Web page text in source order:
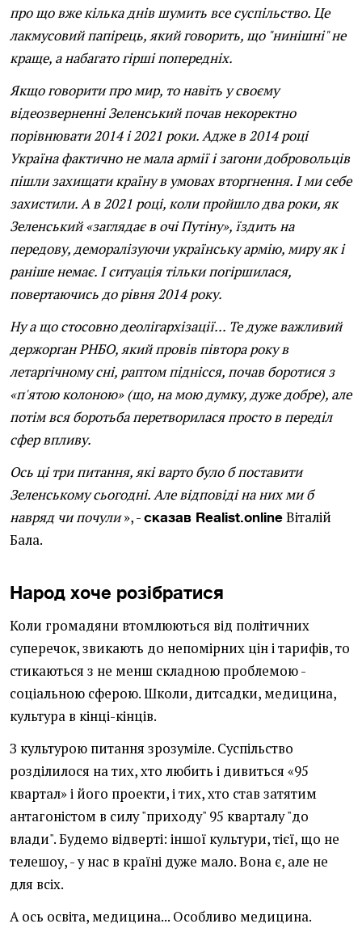
про що вже кілька днів шумить все суспільство. Це
лакмусовий папірець, який говорить, що "нинішні" не
краще, а набагато гірші попередніх.
Якщо говорити про мир, то навіть у своєму
відеозверненні Зеленський почав некоректно
порівнювати 2014 і 2021 роки. Адже в 2014 році
Україна фактично не мала армії і загони добровольців
пішли захищати країну в умовах вторгнення. І ми себе
захистили. А в 2021 році, коли пройшло два роки, як
Зеленський «заглядає в очі Путіну», їздить на
передову, деморалізуючи українську армію, миру як і
раніше немає. І ситуація тільки погіршилася,
повертаючись до рівня 2014 року.
Ну а що стосовно деолігархізації... Те дуже важливий
держорган РНБО, який провів півтора року в
летаргічному сні, раптом піднісся, почав боротися з
«п'ятою колоною» (що, на мою думку, дуже добре), але
потім вся боротьба перетворилася просто в переділ
сфер впливу.
Ось ці три питання, які варто було б поставити
Зеленському сьогодні. Але відповіді на них ми б
навряд чи почули», - сказав Realist.online Віталій
Бала.
Народ хоче розібратися
Коли громадяни втомлюються від політичних
суперечок, звикають до непомірних цін і тарифів, то
стикаються з не менш складною проблемою -
соціальною сферою. Школи, дитсадки, медицина,
культура в кінці-кінців.
З культурою питання зрозуміле. Суспільство
розділилося на тих, хто любить і дивиться «95
квартал» і його проекти, і тих, хто став затятим
антагоністом в силу "приходу" 95 кварталу "до
влади". Будемо відверті: іншої культури, тієї, що не
телешоу, - у нас в країні дуже мало. Вона є, але не
для всіх.
А ось освіта, медицина... Особливо медицина.